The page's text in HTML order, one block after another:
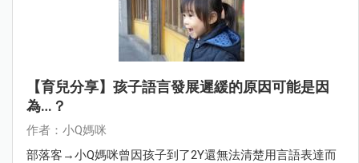
【育兒分享】孩子語言發展遲緩的原因可能是因
為…？
作者：小Q媽咪
部落客→小Q媽咪曾因孩子到了2Y還無法清楚用言語表達而